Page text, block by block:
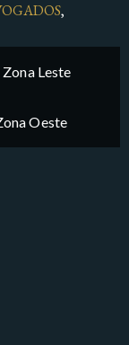
,
Zona Leste
Oeste